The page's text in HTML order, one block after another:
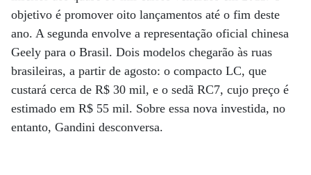
objetivo é promover oito lançamentos até o fim deste
ano. A segunda envolve a representação oficial chinesa
Geely para o Brasil. Dois modelos chegarão às ruas
brasileiras, a partir de agosto: o compacto LC, que
custará cerca de R$ 30 mil, e o sedã RC7, cujo preço é
estimado em R$ 55 mil. Sobre essa nova investida, no
entanto, Gandini desconversa.